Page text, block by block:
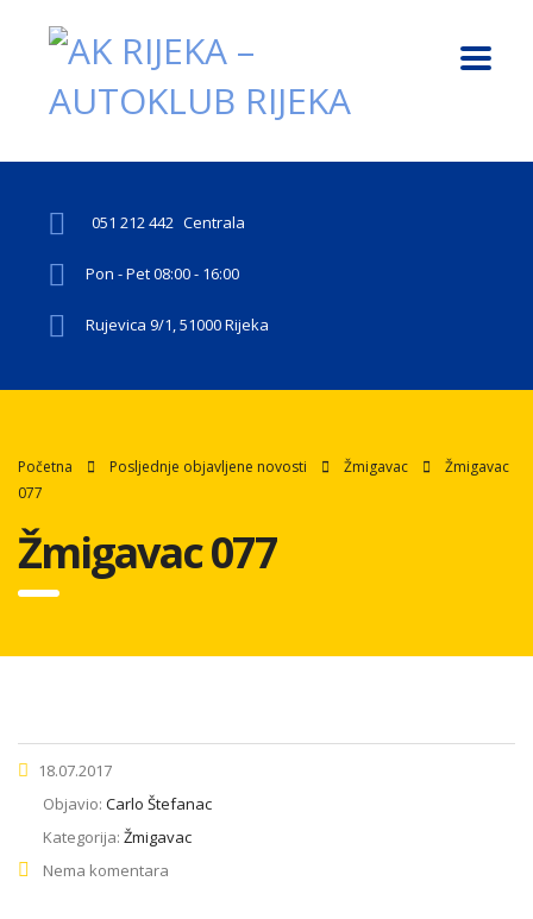
051 212 442 Centrala
Pon - Pet 08:00 - 16:00
Rujevica 9/1, 51000 Rijeka
Početna Posljednje objavljene novosti Žmigavac
Žmigavac
077
Žmigavac 077
18.07.2017
Objavio: Carlo Štefanac
Kategorija: Žmigavac
Nema komentara